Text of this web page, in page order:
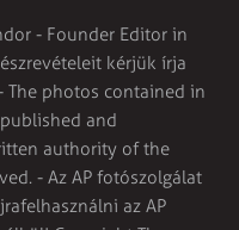
- Founder Editor in
kérjük írja
The photos contained in
and
authority of the
- Az AP fotószolgálat
az AP